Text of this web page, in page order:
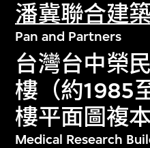
潘冀聯合建
Pan and Partners
台灣台中榮
樓（約1985
樓平面圖複
Medical Research